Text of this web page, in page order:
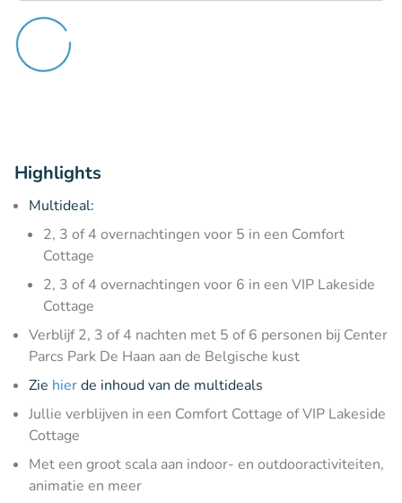
Highlights
Multideal:
2, 3 of 4 overnachtingen voor 5 in een Comfort
Cottage
2, 3 of 4 overnachtingen voor 6 in een VIP Lakeside
Cottage
Verblijf 2, 3 of 4 nachten met 5 of 6 personen bij Center
Parcs Park De Haan aan de Belgische kust
Zie hierde inhoud van de multideals
Jullie verblijven in een Comfort Cottage of VIP Lakeside
Cottage
Met een groot scala aan indoor- en outdooractiviteiten,
animatie en meer